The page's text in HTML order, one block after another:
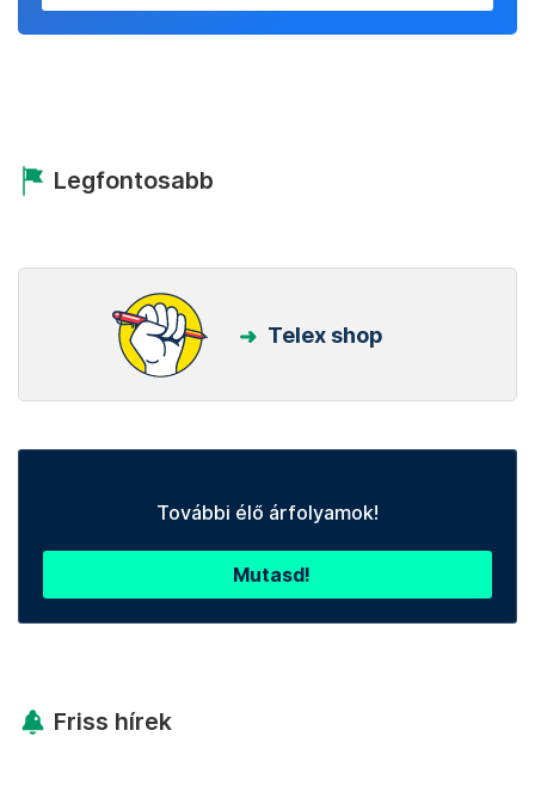
Legfontosabb
Telex shop
További élő árfolyamok!
Mutasd!
Friss hírek